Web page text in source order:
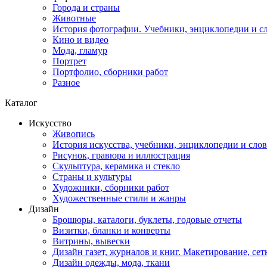
Города и страны
Животные
История фотографии. Учебники, энциклопедии и
Кино и видео
Мода, гламур
Портрет
Портфолио, сборники работ
Разное
Каталог
Искусство
Живопись
История искусства, учебники, энциклопедии и
Рисунок, гравюра и иллюстрация
Скульптура, керамика и стекло
Страны и культуры
Художники, сборники работ
Художественные стили и жанры
Дизайн
Брошюры, каталоги, буклеты, годовые отчеты
Визитки, бланки и конверты
Витрины, вывески
Дизайн газет, журналов и книг. Макетирование,
Дизайн одежды, мода, ткани